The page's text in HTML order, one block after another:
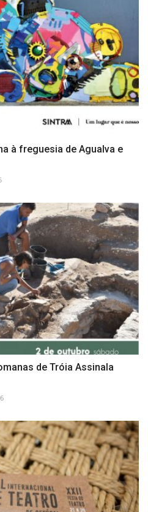
à freguesia de Agualva e
de Tróia Assinala